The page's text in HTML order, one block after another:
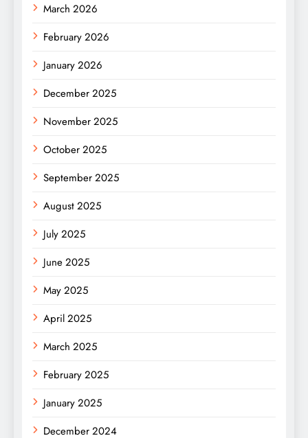
March 2026
February 2026
January 2026
December 2025
November 2025
October 2025
September 2025
August 2025
July 2025
June 2025
May 2025
April 2025
March 2025
February 2025
January 2025
December 2024